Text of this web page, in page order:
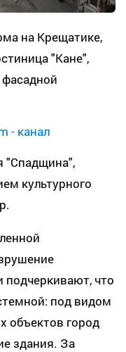
на Крещатике,
"Кане",
- канал
"Спадщина",
культурного
подчеркивают, что
под видом
объектов город
здания. За